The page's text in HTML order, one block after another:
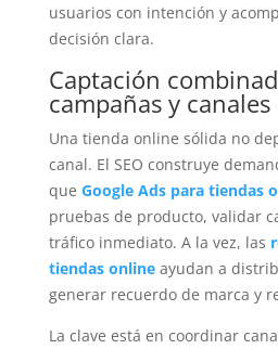
usuarios con intención y
decisión clara.
Captación
campañas y canales
Una tienda online sólida no
canal. El SEO construye
que Google Ads para tiendas
pruebas de producto, validar
tráfico inmediato. A la vez, las
tiendas onlineayudan a
generar recuerdo de marca y
La clave está en coordinar